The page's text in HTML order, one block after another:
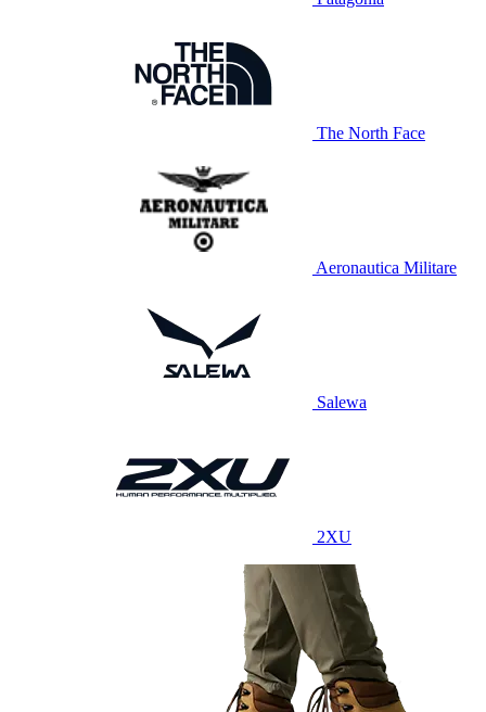
The North Face
Aeronautica Militare
Salewa
2XU